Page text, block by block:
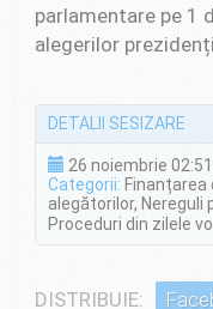
parlamentare pe 1
alegerilor
DETALII SESIZARE
26 noiembrie
Categorii:
alegătorilor, Nereguli
Proceduri din zilele
DISTRIBUIE: